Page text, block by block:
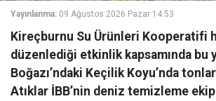
Yayınlanma: 09 Ağustos 2026 Pazar 14:53
Kireçburnu Su Ürünleri Kooperatifi
düzenlediği etkinlik kapsamında bu
Boğazı’ndaki Keçilik Koyu’nda
Atıklar İBB’nin deniz temizleme